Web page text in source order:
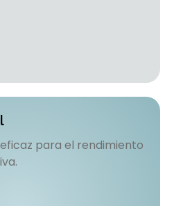
para el rendimiento